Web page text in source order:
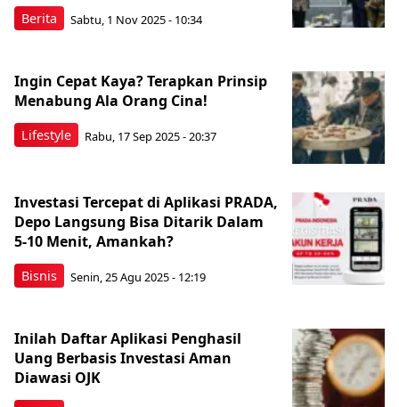
Berita Sabtu, 1 Nov 2025 - 10:34
Lifestyle
Ingin Cepat Kaya? Terapkan Prinsip
Menabung Ala Orang Cina!
Rabu, 17 Sep 2025 - 20:37
Bisnis
Investasi Tercepat di Aplikasi PRADA,
Depo Langsung Bisa Ditarik Dalam
5-10 Menit, Amankah?
Senin, 25 Agu 2025 - 12:19
Inilah Daftar Aplikasi Penghasil
Uang Berbasis Investasi Aman
Diawasi OJK